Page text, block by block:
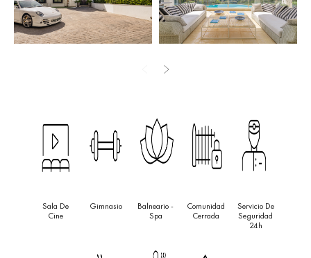
y alojamiento para el personal. En el exterior, jardines maduros
rodean una piscina infinita climatizada y amplias terrazas
diseñadas para disfrutar durante todo el año.
Ubicada dentro de la prestigiosa comunidad cerrada de La
codiciadas de Marbella.
Sala De
Cine
Gimnasio
Balneario -
Spa
Comunidad
Cerrada
Servicio De
Seguridad
24h